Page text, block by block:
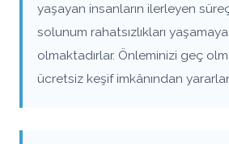
yaşayan insanların ilerleyen
solunum rahatsızlıkları
olmaktadırlar. Önleminizi geç
ücretsiz keşif imkânından